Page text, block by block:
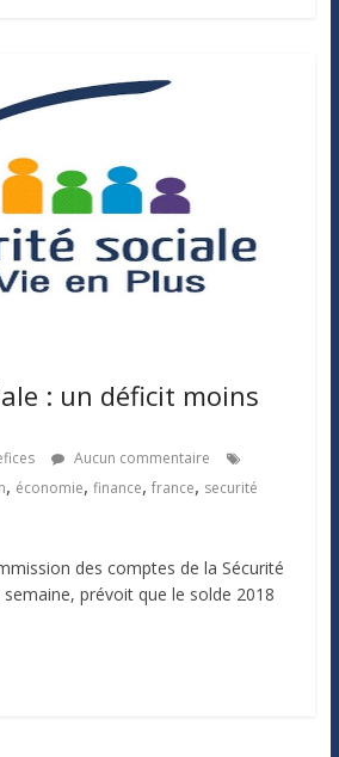
: un déficit moins
Aucun commentaire
, économie, finance, france, securité
des comptes de la Sécurité
prévoit que le solde 2018